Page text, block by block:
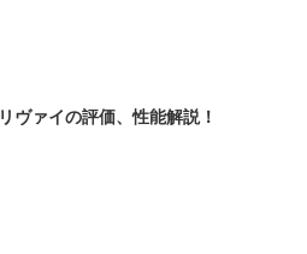
リヴァイの評価、性能解説！